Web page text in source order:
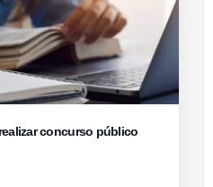
concurso público